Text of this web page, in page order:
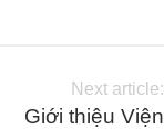
Next article:
Giới thiệu Viện